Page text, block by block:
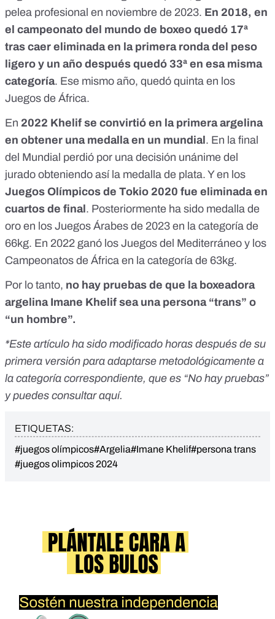
pelea profesional en noviembre de 2023. En 2018, en
el campeonato del mundo de boxeo quedó 17ª
tras caer eliminada en la primera ronda del peso
ligero y un año después quedó 33ª en esa misma
categoría. Ese mismo año, quedó quinta en los
Juegos de África.
En 2022 Khelif se convirtió en la primera argelina
en obtener una medalla en un mundial. En la final
del Mundial perdió por una decisión unánime del
jurado obteniendo así la medalla de plata. Y en los
Juegos Olímpicos de Tokio 2020 fue eliminada en
cuartos de final. Posteriormente ha sido medalla de
oro en los Juegos Árabes de 2023 en la categoría de
66kg. En 2022 ganó los Juegos del Mediterráneo y los
Campeonatos de África en la categoría de 63kg.
Por lo tanto, no hay pruebas de que la boxeadora
argelina Imane Khelif sea una persona “trans” o
“un hombre”.
*Este artículo ha sido modificado horas después de su
primera versión para adaptarse metodológicamente a
la categoría correspondiente, que es “No hay pruebas”
y puedes consultar aquí.
ETIQUETAS:
#juegos olímpicos#Argelia#Imane Khelif#persona trans
#juegos olimpicos 2024